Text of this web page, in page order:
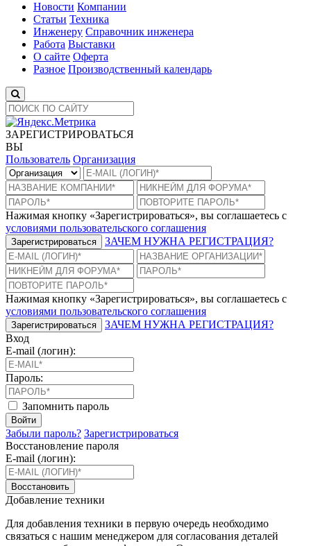
Новости Компании
Статьи Техника
Инженеру Справочник инженера
Работа Выставки
О сайте Оферта
Разное Производственный календарь
ЗАРЕГИСТРИРОВАТЬСЯ
ВЫ
Пользователь Организация
Нажимая кнопку «Зарегистрироваться», вы соглашаетесь с
условиями пользовательского соглашения
Зарегистрироваться ЗАЧЕМ НУЖНА РЕГИСТРАЦИЯ?
Нажимая кнопку «Зарегистрироваться», вы соглашаетесь с
условиями пользовательского соглашения
Зарегистрироваться
ЗАЧЕМ НУЖНА РЕГИСТРАЦИЯ?
Вход
E-mail (логин):
Пароль:
Запомнить пароль
Войти
Забыли пароль? Зарегистрироваться
Восстановление пароля
E-mail (логин):
Восстановить
Добавление техники
Для добавления техники в первую очередь необходимо
связаться с нашим менеджером для согласования деталей